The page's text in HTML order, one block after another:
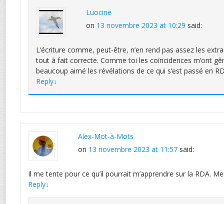
Luocine
on 13 novembre 2023 at 10:29 said:
L’écriture comme, peut-être, n’en rend pas assez les
tout à fait correcte. Comme toi les coïncidences m’ont
beaucoup aimé les révélations de ce qui s’est passé en
Reply↓
Alex-Mot-à-Mots
on 13 novembre 2023 at 11:57 said:
Il me tente pour ce qu’il pourrait m’apprendre sur la RDA.
Reply↓